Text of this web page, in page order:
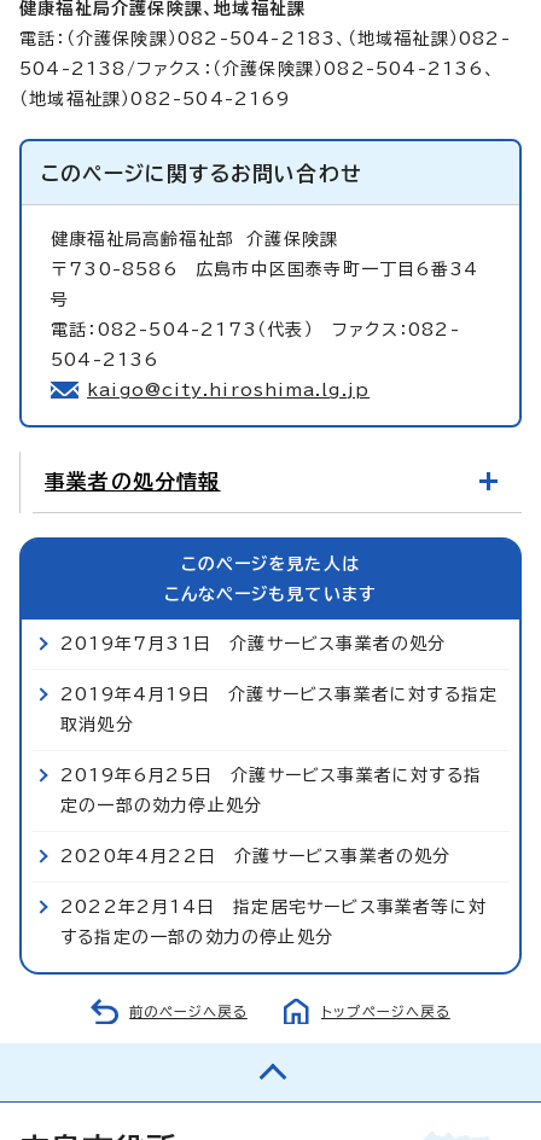
健康福祉局介護保険課、地域福祉課
電話：（介護保険課）082-504-2183、（地域福祉課）082-
504-2138/ファクス：（介護保険課）082-504-2136、
（地域福祉課）082-504-2169
このページに関するお問い合わせ
健康福祉局高齢福祉部介護保険課
〒730-8586 広島市中区国泰寺町一丁目6番34
号
電話：082-504-2173（代表） ファクス：082-
504-2136
kaigo@city.hiroshima.lg.jp
事業者の処分情報
このページを見た人は
こんなページも見ています
2019年7月31日 介護サービス事業者の処分
2019年4月19日 介護サービス事業者に対する指定
取消処分
2019年6月25日 介護サービス事業者に対する指
定の一部の効力停止処分
2020年4月22日 介護サービス事業者の処分
2022年2月14日 指定居宅サービス事業者等に対
する指定の一部の効力の停止処分
前のページへ戻る トップページへ戻る